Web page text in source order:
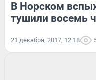
В Норском
тушили восемь
21 декабря, 2017, 12:18